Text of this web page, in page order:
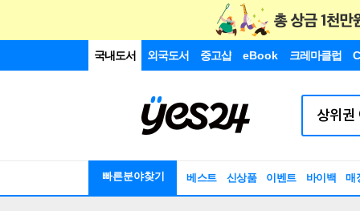
국내도서 외국도서 중고샵 eBook 크레마클럽
빠른분야찾기 베스트 신상품 이벤트 바이백 매